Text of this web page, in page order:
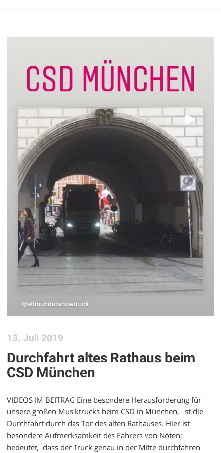
13. Juli 2019
Durchfahrt altes Rathaus beim
CSD München
VIDEOS IM BEITRAG Eine besondere Herausforderung für
unsere großen Musiktrucks beim CSD in München, ist die
Durchfahrt durch das Tor des alten Rathauses. Hier ist
besondere Aufmerksamkeit des Fahrers von Nöten;
bedeutet, dass der Truck genau in der Mitte durchfahren